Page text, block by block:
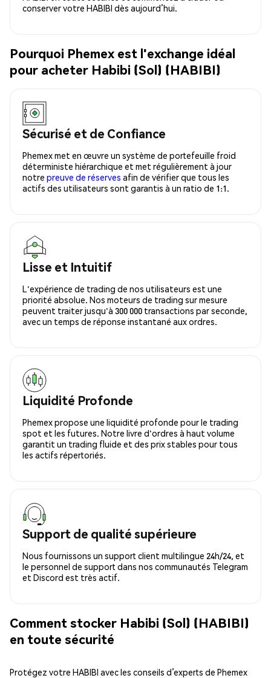
conserver votre HABIBI dès aujourd’hui.
Pourquoi Phemex est l'exchange idéal
pour acheter Habibi (Sol) (HABIBI)
Sécurisé et de Confiance
Phemex met en œuvre un système de portefeuille froid
déterministe hiérarchique et met régulièrement à jour
notre preuve de réserves afin de vérifier que tous les
actifs des utilisateurs sont garantis à un ratio de 1:1.
Lisse et Intuitif
L'expérience de trading de nos utilisateurs est une
priorité absolue. Nos moteurs de trading sur mesure
peuvent traiter jusqu'à 300 000 transactions par seconde,
avec un temps de réponse instantané aux ordres.
Liquidité Profonde
Phemex propose une liquidité profonde pour le trading
spot et les futures. Notre livre d'ordres à haut volume
garantit un trading fluide et des prix stables pour tous
les actifs répertoriés.
Support de qualité supérieure
Nous fournissons un support client multilingue 24h/24, et
le personnel de support dans nos communautés Telegram
et Discord est très actif.
Comment stocker Habibi (Sol) (HABIBI)
en toute sécurité
Protégez votre HABIBI avec les conseils d’experts de Phemex